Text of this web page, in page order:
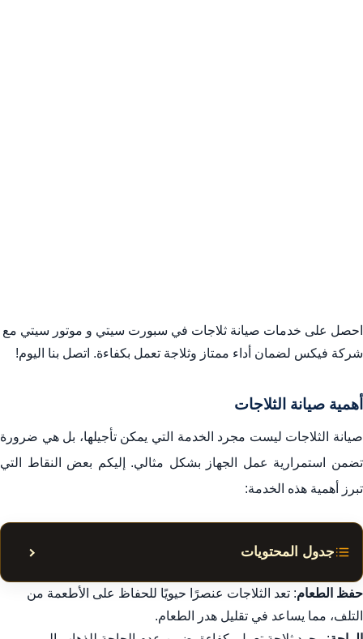
احصل على خدمات صيانة ثلاجات في سبورت سيتي و موتور سيتي مع
شركة فيكس لضمان أداء ممتاز وثلاجة تعمل بكفاءة. اتصل بنا اليوم!
أهمية صيانة الثلاجات
صيانة الثلاجات ليست مجرد الخدمة التي يمكن تأجيلها، بل هي ضرورة
تضمن استمرارية عمل الجهاز بشكل مثالي. إليكم بعض النقاط التي
تبرز أهمية هذه الخدمة:
جدول المحتويات إظهار
تاريخ شركة فيكس
خدمات صيانة ثلاجات فيكس
حفظ الطعام: تعد الثلاجات عنصرًا حيويًا للحفاظ على الأطعمة من
التلف، مما يساعد في تقليل هدر الطعام.